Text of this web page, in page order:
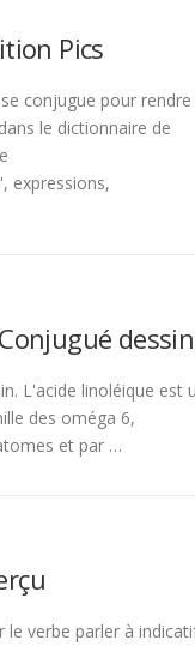
Pics
conjugue pour rendre
le dictionnaire de
expressions,
dessin
L'acide linoléique est
des oméga 6,
et par …
le verbe parler à